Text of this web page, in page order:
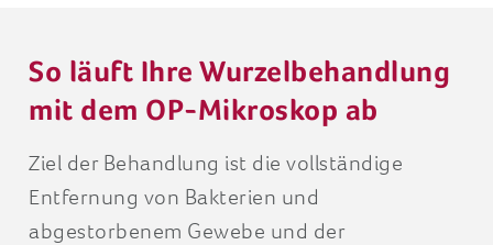
So läuft Ihre Wurzelbehandlung
mit dem OP-Mikroskop ab
Ziel der Behandlung ist die vollständige
Entfernung von Bakterien und
abgestorbenem Gewebe und der